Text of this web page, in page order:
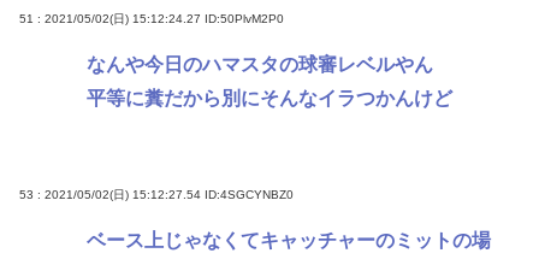
51 : 2021/05/02(日) 15:12:24.27 ID:50PlvM2P0
なんや今日のハマスタの球審レベルやん
平等に糞だから別にそんなイラつかんけど
53 : 2021/05/02(日) 15:12:27.54 ID:4SGCYNBZ0
ベース上じゃなくてキャッチャーのミットの場